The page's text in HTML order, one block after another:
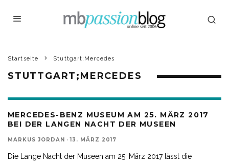
Startseite Stuttgart;Mercedes
STUTTGART;MERCEDES
MERCEDES-BENZ MUSEUM AM 25. MÄRZ 2017
BEI DER LANGEN NACHT DER MUSEEN
MARKUS JORDAN · 13. MÄRZ 2017
Die Lange Nacht der Museen am 25. März 2017 lässt die